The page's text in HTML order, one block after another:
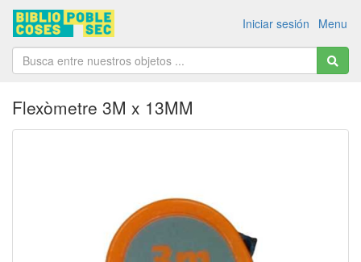
Menu
Iniciar sesión
Flexòmetre 3M x 13MM